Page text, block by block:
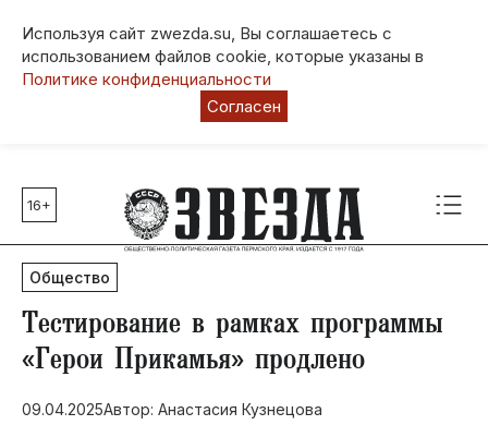
Используя сайт zwezda.su, Вы соглашаетесь с
использованием файлов cookie, которые указаны в
Политике конфиденциальности
Согласен
Главные темы
80 лет Победы
Молодежная столица РФ
СВО
Выборы в Пермском крае
Социальная поддержка
Инфраструктура
16+
Общество
​Тестирование в рамках программы
«Герои Прикамья» продлено
09.04.2025Автор: Анастасия Кузнецова